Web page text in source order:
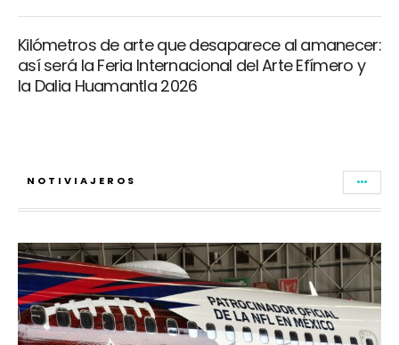
Kilómetros de arte que desaparece al amanecer:
así será la Feria Internacional del Arte Efímero y
la Dalia Huamantla 2026
NOTIVIAJEROS